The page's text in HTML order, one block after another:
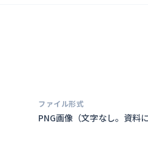
ファイル形式
PNG画像（文字なし。資料